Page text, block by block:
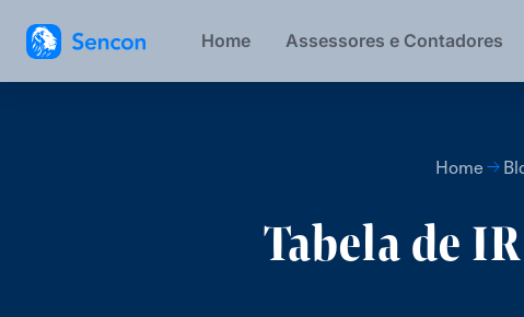
Home Assessores e Contadores
Home
Tabela de